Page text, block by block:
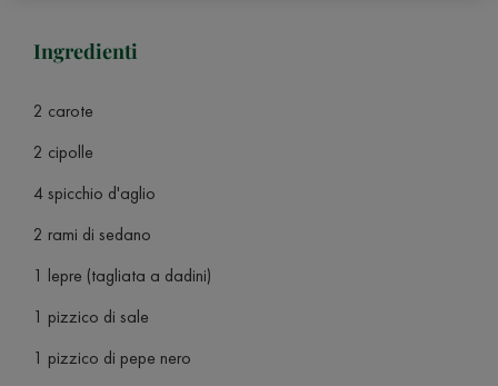
Ingredienti
2 carote
2 cipolle
4 spicchio d'aglio
2 rami di sedano
1 lepre (tagliata a dadini)
1 pizzico di sale
1 pizzico di pepe nero